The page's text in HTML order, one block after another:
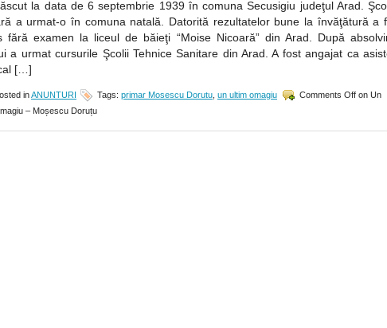
la data de 6 septembrie 1939 în comuna Secusigiu judeţul Arad.
a urmat-o în comuna natală. Datorită rezultatelor bune la învăţătură a
fără examen la liceul de băieţi “Moise Nicoară” din Arad. După
a urmat cursurile Şcolii Tehnice Sanitare din Arad. A fost angajat ca
[…]
inANUNTURI Tags: primar Mosescu Dorutu un ultim omagiu Comments Off on Un
– Moșescu Doruțu